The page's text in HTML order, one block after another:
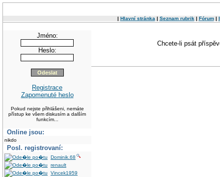
| Hlavní stránka | Seznam rubrik | Fórum|
Jméno:
Heslo:
Registrace
Zapomenuté heslo
Pokud nejste přihlášeni, nemáte
přístup ke všem diskusím a dalším
funkcím...
Online jsou:
nikdo
Posl. registrovaní:
Dominik.68
renault
Vincek1959
Chcete-li psát